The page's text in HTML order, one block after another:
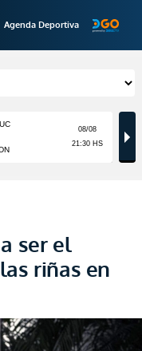
Agenda Deportiva
ser el
riñas en